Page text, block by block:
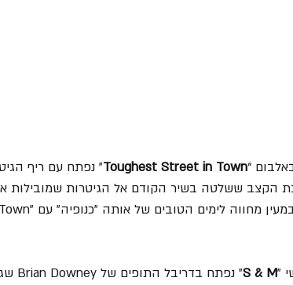
“
Toughest Street in Town” נפתח עם ריף
הקצב ששלטה בשיר הקודם אל הגיטרות שמובילות
"
S & M" נפתח בדריבל התופים של Brian Downey שגם כתב יחד עם